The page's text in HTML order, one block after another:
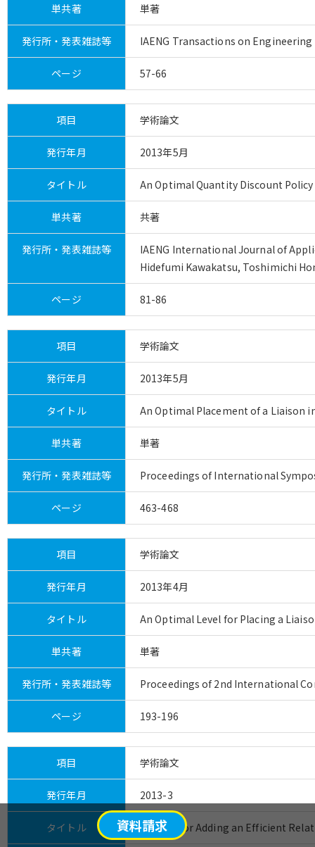
単共著 単著
発行所・発表雑誌等 IAENG Transactions on
ページ 57-66
項目 学術論文
発行年月 2013年5月
タイトル An Optimal Quantity Discount
単共著 共著
発行所・発表雑誌等
IAENG International Journal of
Hidefumi Kawakatsu, Toshimichi
ページ 81-86
項目 学術論文
発行年月 2013年5月
タイトル An Optimal Placement of a Liaison
単共著 単著
発行所・発表雑誌等 Proceedings of International
ページ 463-468
項目 学術論文
発行年月 2013年4月
タイトル An Optimal Level for Placing a
単共著 単著
発行所・発表雑誌等 Proceedings of 2nd International
ページ 193-196
項目 学術論文
発行年月 2013-3
タイトル A Model for Adding an Efficient
資料請求